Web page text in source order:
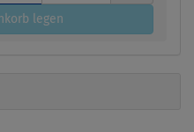
legen